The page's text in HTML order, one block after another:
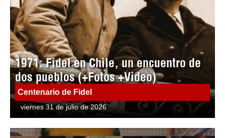
1971: Fidel en Chile, un encuentro de
dos pueblos (+Fotos +Video)
Centenario de Fidel
viernes 31 de julio de 2026